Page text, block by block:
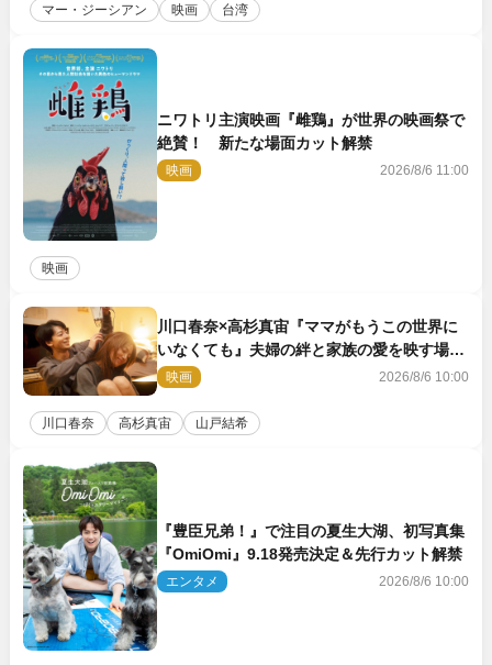
マー・ジーシアン 映画 台湾
ニワトリ主演映画『雌鶏』が世界の映画祭で
絶賛！ 新たな場面カット解禁
映画 2026/8/6 11:00
映画
川口春奈×高杉真宙『ママがもうこの世界に
いなくても』夫婦の絆と家族の愛を映す場面
写真公開
映画 2026/8/6 10:00
川口春奈 高杉真宙 山戸結希
『豊臣兄弟！』で注目の夏生大湖、初写真集
『OmiOmi』9.18発売決定＆先行カット解禁
エンタメ 2026/8/6 10:00